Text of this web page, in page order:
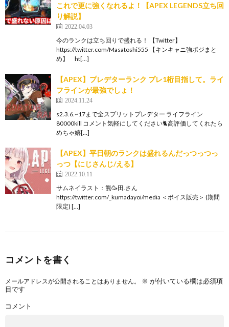
これで更に強くなれるよ！【APEX LEGENDS立ち回
り解説】
2022.04.03
今のランクは立ち回りで盛れる！ 【Twitter】
https://twitter.com/Masatoshi555 【キンキャニ強ポジまと
め】 ht[…]
【APEX】プレデターランク プレ1桁目指して。ライ
フラインが最強でしょ！
2024.11.24
s2.3.6.~17まで全スプリットプレデター ライフライン
80000kill コメント気軽にしてください🐈高評価してくれたら
めちゃ嬉[…]
【APEX】平日朝のランクは盛れるんだっつっつっ
っつ【にじさんじ/える】
2022.10.11
サムネイラスト：熊🥳田.さん
https://twitter.com/_kumadayoi/media ＜ボイス販売＞ (期間
限定) […]
コメントを書く
メールアドレスが公開されることはありません。 ※ が付いている欄は必須項
目です
コメント